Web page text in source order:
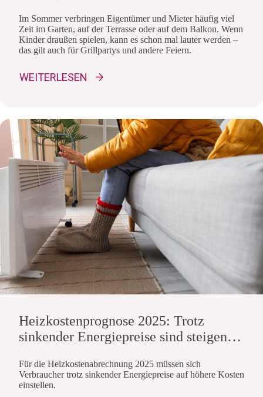
Im Sommer verbringen Eigentümer und Mieter häufig viel
Zeit im Garten, auf der Terrasse oder auf dem Balkon. Wenn
Kinder draußen spielen, kann es schon mal lauter werden –
das gilt auch für Grillpartys und andere Feiern.
WEITERLESEN
Heizkostenprognose 2025: Trotz
sinkender Energiepreise sind steigende
Für die Heizkostenabrechnung 2025 müssen sich
Verbraucher trotz sinkender Energiepreise auf höhere Kosten
einstellen.